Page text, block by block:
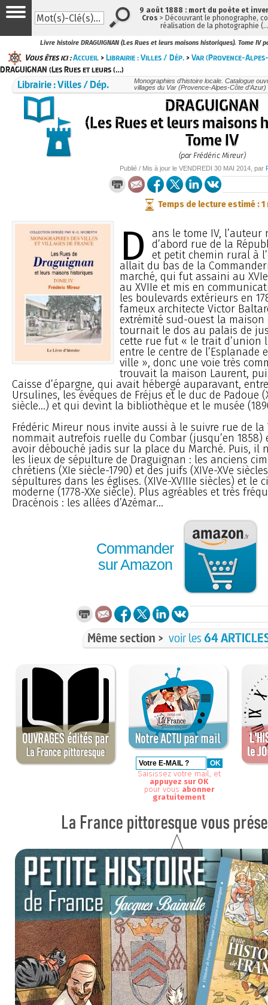
Livre histoire DRAGUIGNAN (Les Rues et leurs maisons historiques). Tome IV
Vous êtes ici :Accueil >Librairie : Villes / Dép. >Var (Provence-
DRAGUIGNAN (Les Rues et leurs (…)
Librairie : Villes / Dép.
Monographies d’histoire locale. Catalogue
villages du Var (Provence-Alpes-Côte d’Azur)
DRAGUIGNAN
(Les Rues et leurs maisons
Tome IV
(par Frédéric Mireur)
Publié / Mis à jour le VENDREDI 30 MAI 2014 , par
Temps de lecture estimé : 1
D
ans le tome IV,
d’abord rue de la
et petit chemin rural à
allait du bas de la
marché, qui fut assaini au
au XVIIe et mis en
les boulevards extérieurs en
fameux architecte Victor
extrémité sud-ouest la maison
tournait le dos au palais de
cette rue fut « le trait d’union
entre le centre de l’Esplanade
ville », donc une voie très
trouvait la maison Laurent,
Caisse d’épargne, qui avait hébergé auparavant,
Ursulines, les évêques de Fréjus et le duc de Padoue
siècle...) et qui devint la bibliothèque et le musée
Frédéric Mireur nous invite aussi à le suivre rue de
nommait autrefois ruelle du Combar (jusqu’en 1858)
avoir débouché jadis sur la place du Marché. Puis, il
les lieux de sépulture de Draguignan : les anciens
chrétiens (XIe siècle-1790) et des juifs (XIVe-XVe
sépultures dans les églises. (XIVe-XVIIIe siècles) et le
moderne (1778-XXe siècle). Plus agréables et très
Dracénois : les allées d’Azémar...
Commander
sur Amazon
Même section > voir les64
Saisissez votre mail, et
appuyez sur OK
pour vous abonner
gratuitement
9 août 1888 : mort du poète et
Cros > Découvrant le phonographe,
réalisation de la photographie